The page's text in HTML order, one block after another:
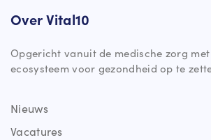
Over Vital10
Opgericht vanuit de medische zorg
ecosysteem voor gezondheid op te
Nieuws
Vacatures